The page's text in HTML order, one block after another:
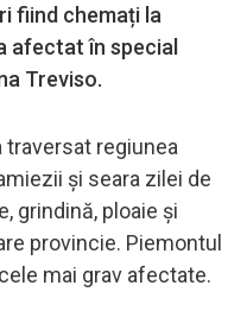
fiind chemați la
afectat în special
Treviso.
traversat regiunea
și seara zilei de
grindină, ploaie și
provincie. Piemontul
mai grav afectate.